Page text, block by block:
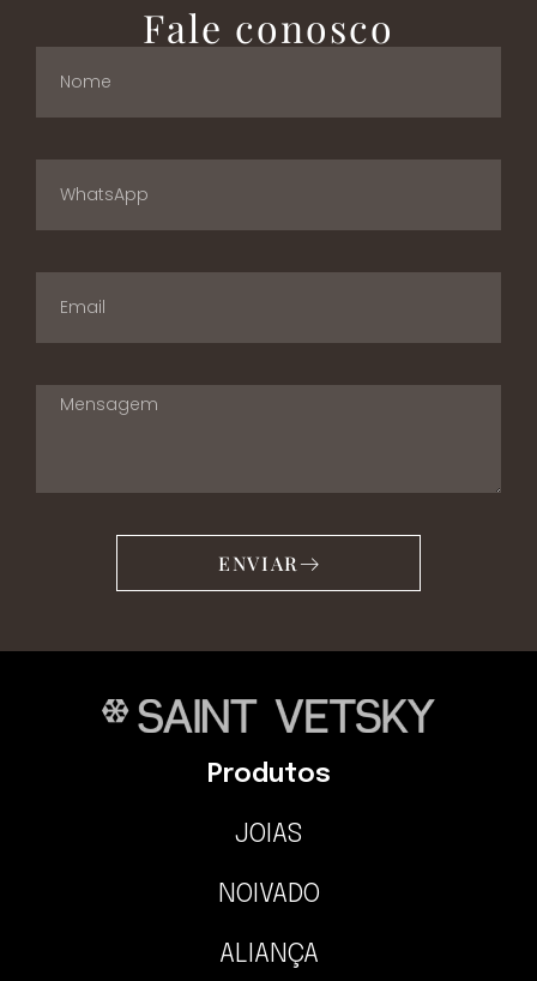
Fale conosco
ENVIAR
Produtos
JOIAS
NOIVADO
ALIANÇA